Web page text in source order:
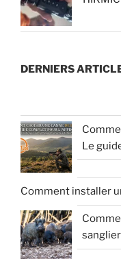
DERNIERS
Le
Comment installer